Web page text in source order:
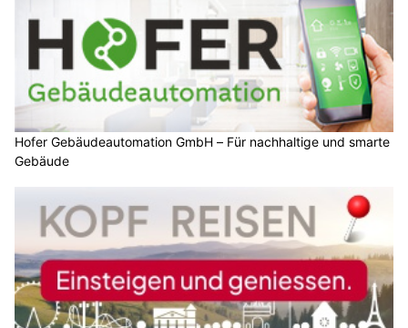
Hofer Gebäudeautomation GmbH – Für nachhaltige und smarte
Gebäude